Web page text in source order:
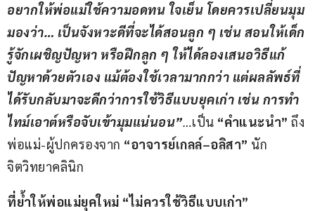
อยากให้พ่อแม่ใช้ความอดทน ใจเย็น โดยควรเปลี่ยนมุม
มองว่า… เป็นจังหวะดีที่จะได้สอนลูก ๆ เช่น สอนให้เด็ก
รู้จักเผชิญปัญหา หรือฝึกลูก ๆ ให้ได้ลองเสนอวิธีแก้
ปัญหาด้วยตัวเอง แม้ต้องใช้เวลามากกว่า แต่ผลลัพธ์ที่
ได้รับกลับมาจะดีกว่าการใช้วิธีแบบยุคเก่า เช่น การทำ
ไทม์เอาต์หรือจับเข้ามุมแน่นอน”…เป็น “คำแนะนำ” ถึง
พ่อแม่-ผู้ปกครองจาก “อาจารย์เกลล์–อลิสา” นัก
จิตวิทยาคลินิก
ที่ย้ำให้พ่อแม่ยุคใหม่ “ไม่ควรใช้วิธีแบบเก่า”